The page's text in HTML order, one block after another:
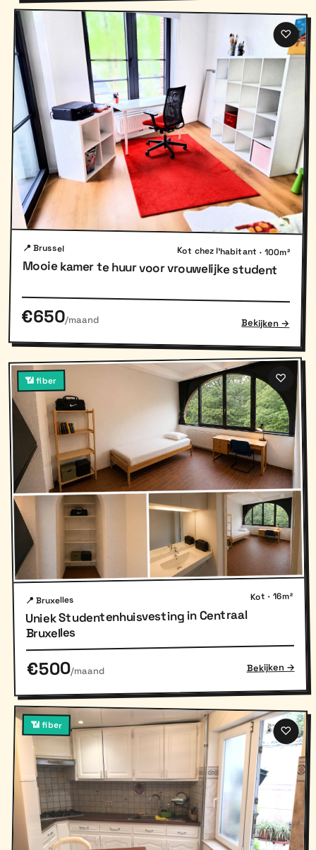
♡
📍 Brussel Kot chez l'habitant · 100m²
Mooie kamer te huur voor vrouwelijke student
€650/maand Bekijken →
📶 fiber ♡
📍 Bruxelles Kot · 16m²
Uniek Studentenhuisvesting in Centraal
Bruxelles
€500/maand Bekijken →
📶 fiber ♡